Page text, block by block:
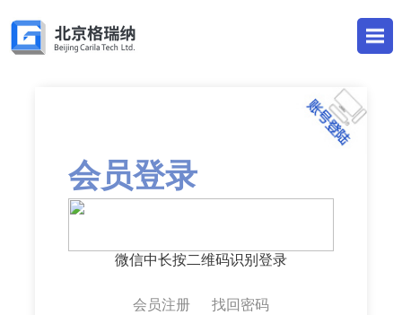
会员登录
微信中长按二维码识别登录
会员注册 找回密码